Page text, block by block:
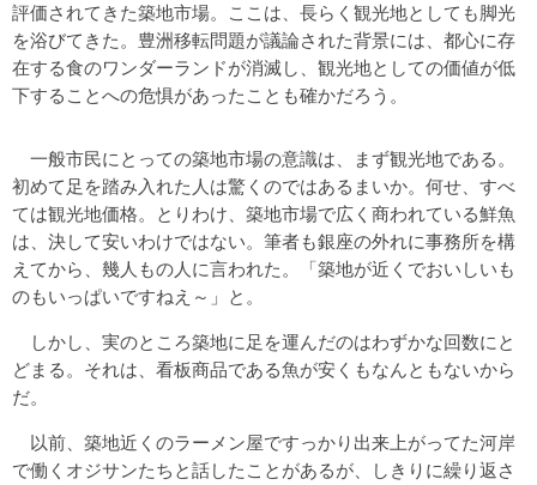
評価されてきた築地市場。ここは、長らく観光地としても脚光
を浴びてきた。豊洲移転問題が議論された背景には、都心に存
在する食のワンダーランドが消滅し、観光地としての価値が低
下することへの危惧があったことも確かだろう。
一般市民にとっての築地市場の意識は、まず観光地である。
初めて足を踏み入れた人は驚くのではあるまいか。何せ、すべ
ては観光地価格。とりわけ、築地市場で広く商われている鮮魚
は、決して安いわけではない。筆者も銀座の外れに事務所を構
えてから、幾人もの人に言われた。「築地が近くでおいしいも
のもいっぱいですねえ～」と。
しかし、実のところ築地に足を運んだのはわずかな回数にと
どまる。それは、看板商品である魚が安くもなんともないから
だ。
以前、築地近くのラーメン屋ですっかり出来上がってた河岸
で働くオジサンたちと話したことがあるが、しきりに繰り返さ